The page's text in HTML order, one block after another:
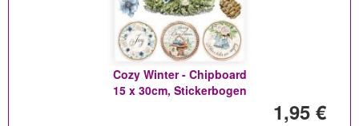
Cozy Winter - Chipboard
15 x 30cm, Stickerbogen
1,95 €